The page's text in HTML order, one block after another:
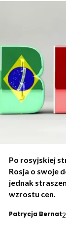
Po rosyjskiej
Rosja o swoje
jednak
wzrostu cen.
Patrycja Bernat